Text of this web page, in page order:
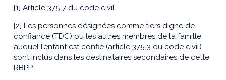
[1] Article 375-7 du code civil.
[2] Les personnes désignées comme tiers digne de
confiance (TDC) ou les autres membres de la famille
auquel l’enfant est confié (article 375-3 du code civil)
sont inclus dans les destinataires secondaires de cette
RBPP.